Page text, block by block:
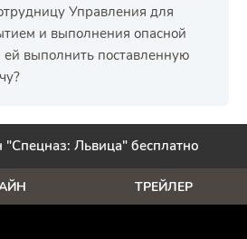
Управления для
и выполнения опасной
ей выполнить поставленную
"Спецназ: Львица" бесплатно
ТРЕЙЛЕР